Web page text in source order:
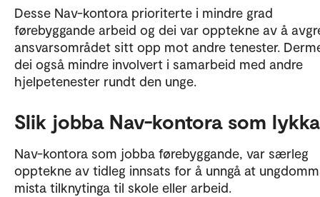
Desse Nav-kontora prioriterte i mindre grad
førebyggande arbeid og dei var opptekne av å
ansvarsområdet sitt opp mot andre tenester.
dei også mindre involvert i samarbeid med andre
hjelpetenester rundt den unge.
Slik jobba Nav-kontora som
Nav-kontora som jobba førebyggande, var særleg
opptekne av tidleg innsats for å unngå at
mista tilknytinga til skole eller arbeid.